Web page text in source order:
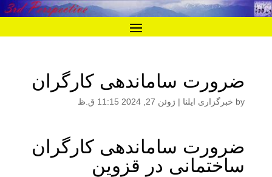
ضرورت ساماندهی کارگران
by خبرگزاری ایلنا | ژوئن 27, 2024 11:15 ق.ظ
ضرورت ساماندهی کارگران
ساختمانی در قزوین